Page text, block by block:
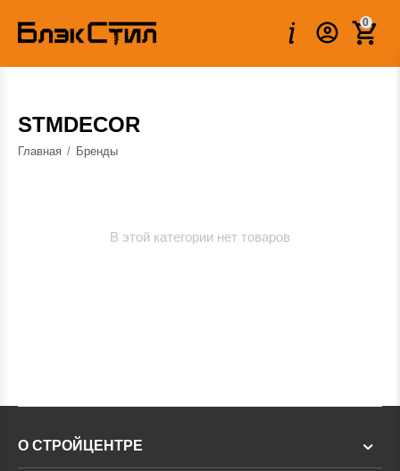
0
STMDECOR
Главная / Бренды
В этой категории нет товаров
О СТРОЙЦЕНТРЕ